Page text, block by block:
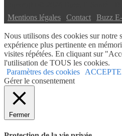
Mentions légales Contact Buzz
Nous utilisons des cookies sur
expérience plus pertinente en
visites répétées. En cliquant sur
l'utilisation de TOUS les cookies.
Paramètres des cookies
Gérer le consentement
Fermer